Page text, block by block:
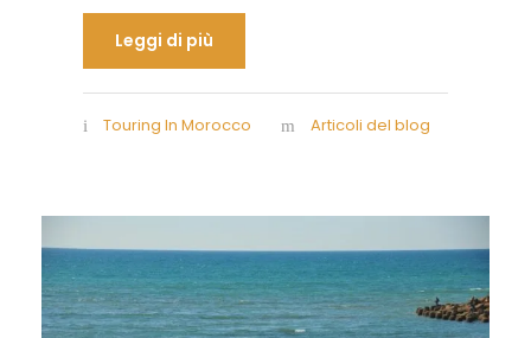
Leggi di più
Touring In Morocco Articoli del blog